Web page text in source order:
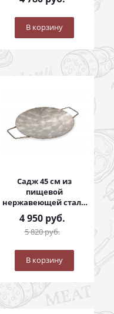
В корзину
Садж 45 см из
пищевой
нержавеющей стали
с коваными ручками
4 950руб.
5 820руб.
В корзину